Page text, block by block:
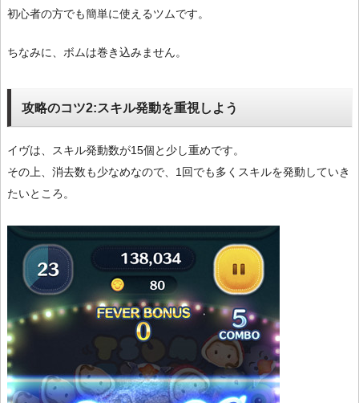
初心者の方でも簡単に使えるツムです。
ちなみに、ボムは巻き込みません。
攻略のコツ2:スキル発動を重視しよう
イヴは、スキル発動数が15個と少し重めです。
その上、消去数も少なめなので、1回でも多くスキルを発動していき
たいところ。